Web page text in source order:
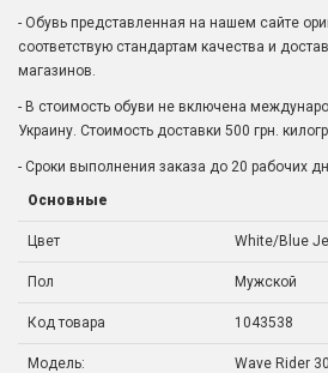
- Обувь представленная на нашем сайте
соответствую стандартам качества и
магазинов.
- В стоимость обуви не включена
Украину. Стоимость доставки 500 грн.
- Сроки выполнения заказа до 20 рабочих
Основные
Цвет White/Blue
Пол Мужской
Код товара 1043538
Модель: Wave Rider 30